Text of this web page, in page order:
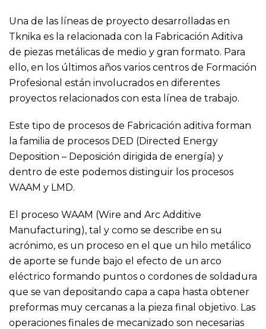
Una de las líneas de proyecto desarrolladas en
Tknika es la relacionada con la Fabricación Aditiva
de piezas metálicas de medio y gran formato. Para
ello, en los últimos años varios centros de Formación
Profesional están involucrados en diferentes
proyectos relacionados con esta línea de trabajo.
Este tipo de procesos de Fabricación aditiva forman
la familia de procesos DED (Directed Energy
Deposition – Deposición dirigida de energía) y
dentro de este podemos distinguir los procesos
WAAM y LMD.
El proceso WAAM (Wire and Arc Additive
Manufacturing), tal y como se describe en su
acrónimo, es un proceso en el que un hilo metálico
de aporte se funde bajo el efecto de un arco
eléctrico formando puntos o cordones de soldadura
que se van depositando capa a capa hasta obtener
preformas muy cercanas a la pieza final objetivo. Las
operaciones finales de mecanizado son necesarias